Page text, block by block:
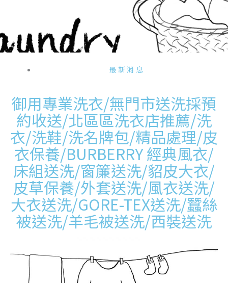
最新消息
御用專業洗衣/無門市送洗採預
約收送/北區區洗衣店推薦/洗
衣/洗鞋/洗名牌包/精品處理/皮
衣保養/BURBERRY 經典風衣/
床組送洗/窗簾送洗/貂皮大衣/
皮草保養/外套送洗/風衣送洗/
大衣送洗/GORE-TEX送洗/蠶絲
被送洗/羊毛被送洗/西裝送洗